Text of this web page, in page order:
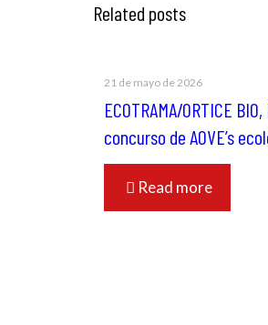
Related posts
21 de mayo de 2026
ECOTRAMA/ORTICE
concurso de AOVE’s
Read more